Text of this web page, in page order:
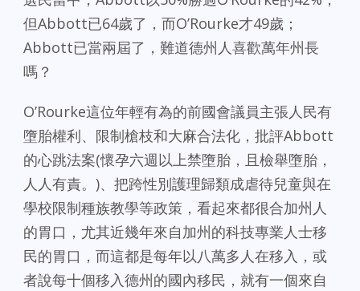
但Abbott已64歲了，而O’Rourke才49歲；
Abbott已當兩屆了，難道德州人喜歡萬年州長
嗎？
O’Rourke這位年輕有為的前國會議員主張人民有
墮胎權利、限制槍枝和大麻合法化，批評Abbott
的心跳法案(懷孕六週以上禁墮胎，且檢舉墮胎，
人人有責。)、把跨性別護理歸類成虐待兒童與在
學校限制種族教學等政策，看起來都很合加州人
的胃口，尤其近幾年來自加州的科技專業人士移
民的胃口，而這都是每年以八萬多人在移入，或
者說每十個移入德州的國內移民，就有一個來自